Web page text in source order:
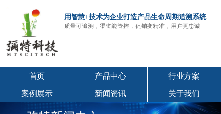
用智慧+技术为企业打造产品生命周期追溯系统
质量可追溯，渠道能管控，促销变精准，用户更忠诚
首页 产品中心 行业方案
案例展示 新闻资讯 关于我们